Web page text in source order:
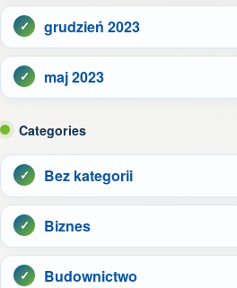
grudzień 2023
maj 2023
Categories
Bez kategorii
Biznes
Budownictwo